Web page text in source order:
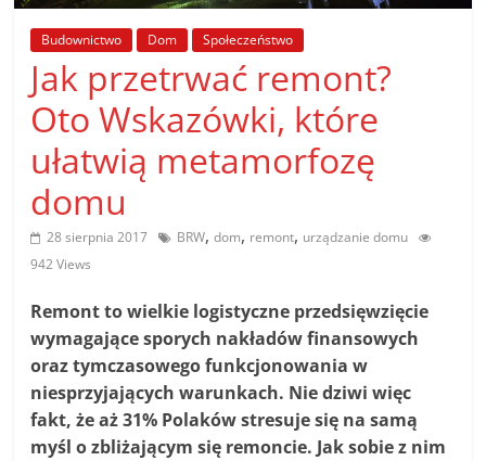
poradniki.
Porady
praktyczne
porady
wskazówki
poradniki
każdy
temat
Budownictwo Dom Społeczeństwo
Jak przetrwać remont?
Oto Wskazówki, które
ułatwią metamorfozę
domu
28 sierpnia 2017 BRW,dom, remont, urządzanie domu
942 Views
Remont to wielkie logistyczne przedsięwzięcie
wymagające sporych nakładów finansowych
oraz tymczasowego funkcjonowania w
niesprzyjających warunkach. Nie dziwi więc
fakt, że aż 31% Polaków stresuje się na samą
myśl o zbliżającym się remoncie. Jak sobie z nim